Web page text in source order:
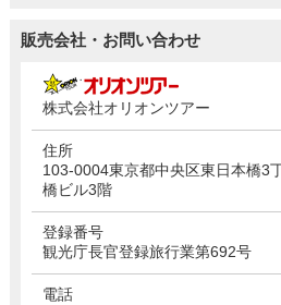
販売会社・お問い合わせ
株式会社オリオンツアー
住所
103-0004東京都中央区東日本橋3
橋ビル3階
登録番号
観光庁長官登録旅行業第692号
電話